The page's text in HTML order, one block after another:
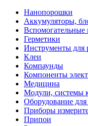
Нанопорошки
Аккумуляторы,
Вспомогательные
Герметики
Инструменты для
Клеи
Компаунды
Компоненты
Медицина
Модули, системы
Оборудование
Приборы
Припои